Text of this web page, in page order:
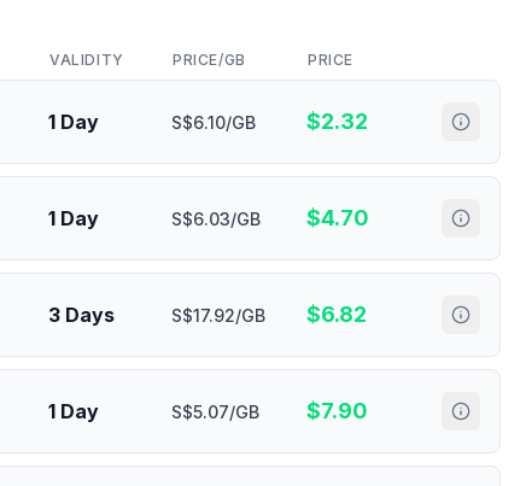
VALIDITY PRICE/GB PRICE
1 Day S$6.10/GB $2.32
1 Day S$6.03/GB $4.70
3 Days S$17.92/GB $6.82
1 Day S$5.07/GB $7.90